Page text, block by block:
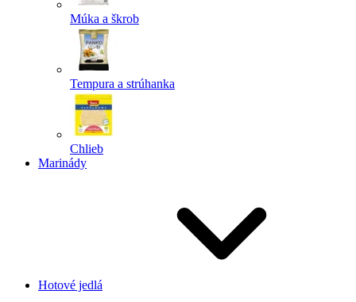
Múka a škrob
Tempura a strúhanka
Chlieb
Marinády
Hotové jedlá